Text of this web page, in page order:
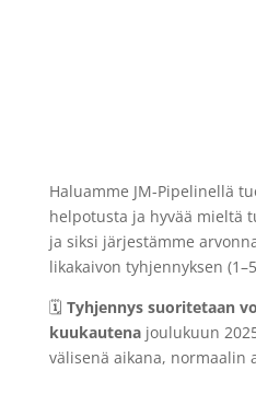
Haluamme JM-Pipelinellä
helpotusta ja hyvää mieltä
ja siksi järjestämme
likakaivon tyhjennyksen
🗓 Tyhjennys suoritetaan
kuukautenajoulukuun
välisenä aikana, normaalin